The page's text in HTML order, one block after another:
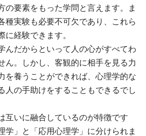
の要素をもった学問と言えます。ま
種実験も必要不可欠であり、これら
に経験できます。
んだからといって人の心がすべてわ
ん。しかし、客観的に相手を見る力
を養うことができれば、心理学的な
人の手助けをすることもできるでし
互いに融合しているのが特徴です
学」と「応用心理学」に分けられま